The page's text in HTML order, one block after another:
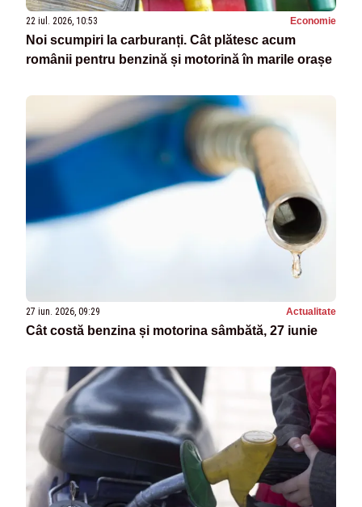
22 iul. 2026, 10:53 Economie
Noi scumpiri la carburanți. Cât plătesc acum
românii pentru benzină și motorină în marile orașe
27 iun. 2026, 09:29 Actualitate
Cât costă benzina și motorina sâmbătă, 27 iunie